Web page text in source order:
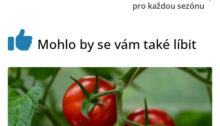
pro každou sezónu
Mohlo by se vám také líbit